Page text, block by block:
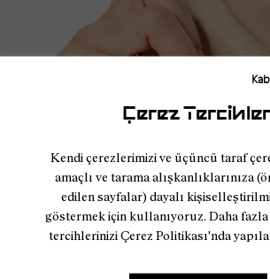
Çerez
Kendi çerezlerimizi ve üçüncü taraf
amaçlı ve tarama alışkanlıklarınıza
edilen sayfalar) dayalı
göstermek için kullanıyoruz. Daha
tercihlerinizi Çerez Politikası'nda